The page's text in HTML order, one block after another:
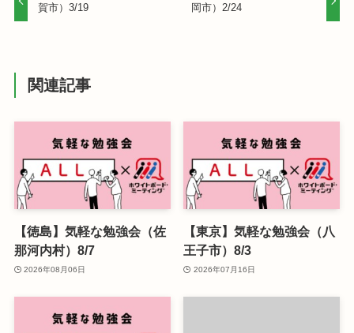
賀市）3/19
岡市）2/24
関連記事
【徳島】気軽な勉強会（佐
那河内村）8/7
2026年08月06日
【東京】気軽な勉強会（八
王子市）8/3
2026年07月16日